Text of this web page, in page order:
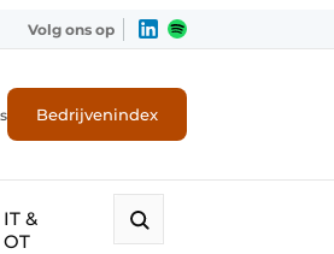
Volg ons op
Bedrijvenindex
IT &
OT